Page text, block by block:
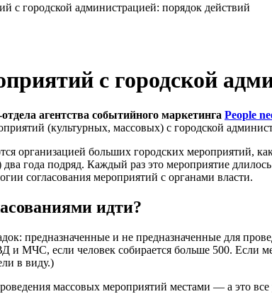
с городской администрацией: порядок действий
с городской
агентства событийного маркетинга People
организацией больших городских мероприятий,
года подряд. Каждый раз это мероприятие
согласования мероприятий с органами власти.
идти?
предназначенные и не предназначенные для
и МЧС, если человек собирается больше 500. Если
в виду.)
массовых мероприятий местами — а это